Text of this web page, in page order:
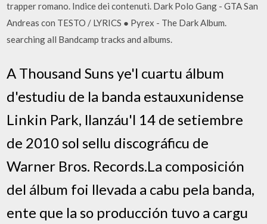
trapper romano. Indice dei contenuti. Dark Polo Gang - GTA San
Andreas con TESTO / LYRICS ● Pyrex - The Dark Album.
searching all Bandcamp tracks and albums.
A Thousand Suns ye'l cuartu álbum
d'estudiu de la banda estauxunidense
Linkin Park, llanzáu'l 14 de setiembre
de 2010 sol sellu discográficu de
Warner Bros. Records.La composición
del álbum foi llevada a cabu pela banda,
ente que la so producción tuvo a cargu